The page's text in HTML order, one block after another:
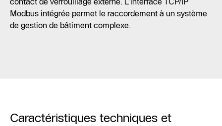
Modbus intégrée permet le raccordement à un système
de gestion de bâtiment complexe.
Caractéristiques techniques et